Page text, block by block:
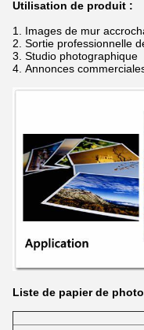
Utilisation de produit :
1. Images de mur
2. Sortie professionnelle
3. Studio photographique
4. Annonces
Liste de papier de